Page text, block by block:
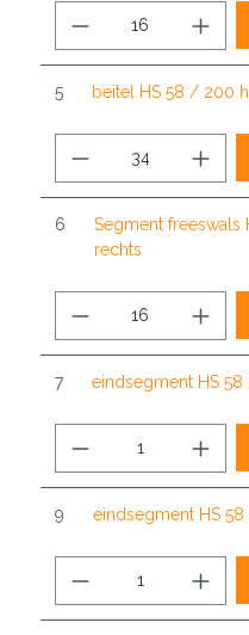
5 beitel HS 58 / 200
6
Segment freeswals
rechts
7 eindsegment HS
9 eindsegment HS